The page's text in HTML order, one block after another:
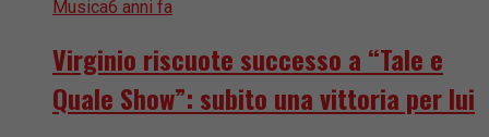
Musica6 anni fa
Virginio riscuote successo a “Tale e
Quale Show”: subito una vittoria per lui